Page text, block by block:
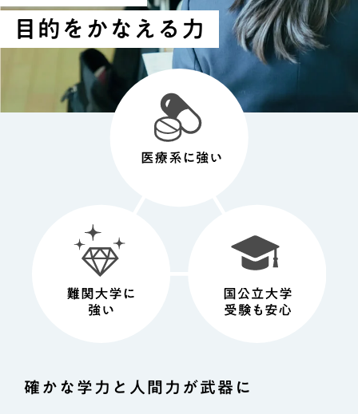
目的をかなえる力
確かな学力と人間力が武器に